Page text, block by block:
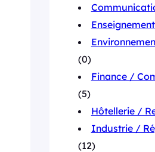
(0)
Finance /
(5)
Hôtellerie /
Industrie /
(12)